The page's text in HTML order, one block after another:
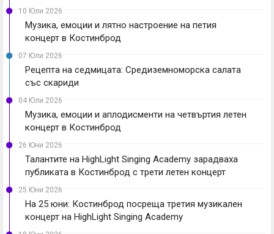
10 Юли 2026
Музика, емоции и лятно настроение на петия
концерт в Костинброд
07 Юли 2026
Рецепта на седмицата: Средиземноморска салата
със скариди
04 Юли 2026
Музика, емоции и аплодисменти на четвъртия летен
концерт в Костинброд
26 Юни 2026
Талантите на HighLight Singing Academy зарадваха
публиката в Костинброд с трети летен концерт
25 Юни 2026
На 25 юни: Костинброд посреща третия музикален
концерт на HighLight Singing Academy